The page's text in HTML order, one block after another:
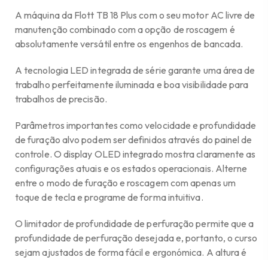
A máquina da Flott TB 18 Plus com o seu motor AC livre de
manutenção combinado com a opção de roscagem é
absolutamente versátil entre os engenhos de bancada.
A tecnologia LED integrada de série garante uma área de
trabalho perfeitamente iluminada e boa visibilidade para
trabalhos de precisão.
Parâmetros importantes como velocidade e profundidade
de furação alvo podem ser definidos através do painel de
controle. O display OLED integrado mostra claramente as
configurações atuais e os estados operacionais. Alterne
entre o modo de furação e roscagem com apenas um
toque de tecla e programe de forma intuitiva.
O limitador de profundidade de perfuração permite que a
profundidade de perfuração desejada e, portanto, o curso
sejam ajustados de forma fácil e ergonómica. A altura é